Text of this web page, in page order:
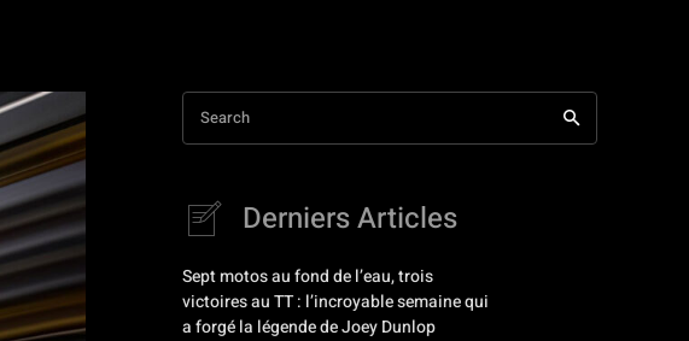
Search
Derniers Articles
Sept motos au fond de l’eau, trois
victoires au TT : l’incroyable semaine qui
a forgé la légende de Joey Dunlop